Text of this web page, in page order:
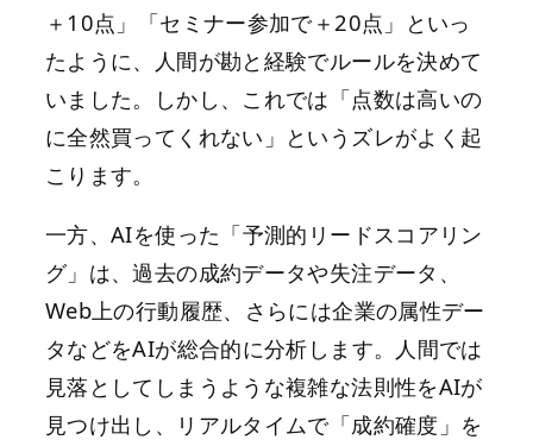
＋10点」「セミナー参加で＋20点」といっ
たように、人間が勘と経験でルールを決めて
いました。しかし、これでは「点数は高いの
に全然買ってくれない」というズレがよく起
こります。
一方、AIを使った「予測的リードスコアリン
グ」は、過去の成約データや失注データ、
Web上の行動履歴、さらには企業の属性デー
タなどをAIが総合的に分析します。人間では
見落としてしまうような複雑な法則性をAIが
見つけ出し、リアルタイムで「成約確度」を